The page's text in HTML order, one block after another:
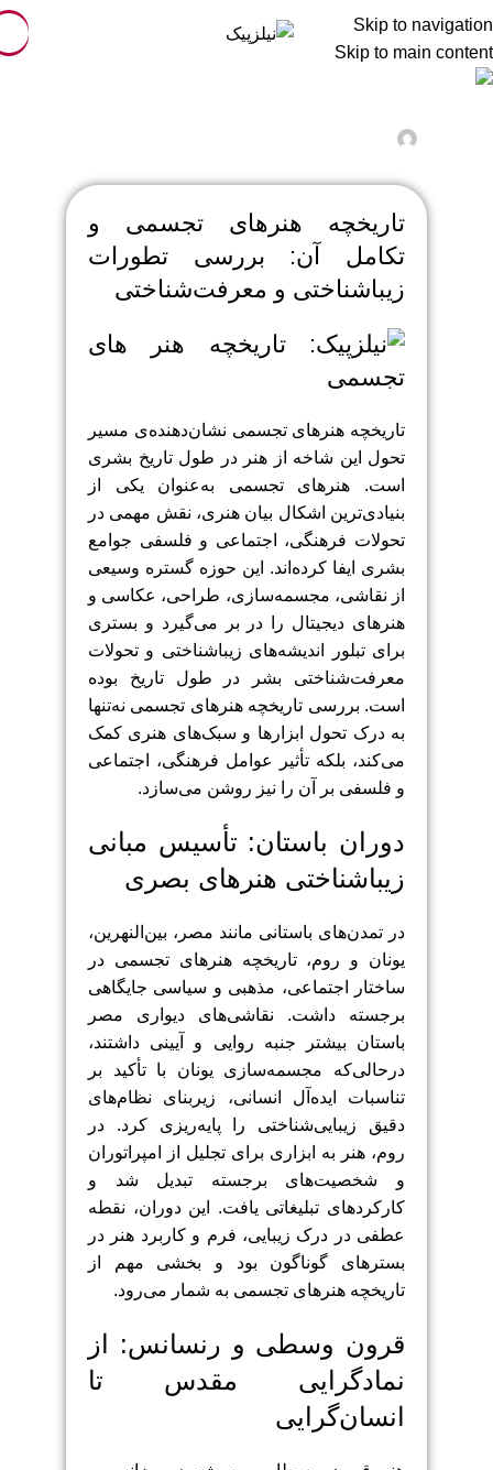
Skip to navigation
Skip to main content
تاریخچه هنرهای تجسمی و
تکامل آن: بررسی تطورات
زیباشناختی و معرفت‌شناختی
تاریخچه هنرهای تجسمی نشان‌دهنده‌ی مسیر
تحول این شاخه از هنر در طول تاریخ بشری
است. هنرهای تجسمی به‌عنوان یکی از
بنیادی‌ترین اشکال بیان هنری، نقش مهمی در
تحولات فرهنگی، اجتماعی و فلسفی جوامع
بشری ایفا کرده‌اند. این حوزه گستره وسیعی
از نقاشی، مجسمه‌سازی، طراحی، عکاسی و
هنرهای دیجیتال را در بر می‌گیرد و بستری
برای تبلور اندیشه‌های زیباشناختی و تحولات
معرفت‌شناختی بشر در طول تاریخ بوده
است. بررسی تاریخچه هنرهای تجسمی نه‌تنها
به درک تحول ابزارها و سبک‌های هنری کمک
می‌کند، بلکه تأثیر عوامل فرهنگی، اجتماعی
و فلسفی بر آن را نیز روشن می‌سازد.
دوران باستان: تأسیس مبانی
زیباشناختی هنرهای بصری
در تمدن‌های باستانی مانند مصر، بین‌النهرین،
یونان و روم، تاریخچه هنرهای تجسمی در
ساختار اجتماعی، مذهبی و سیاسی جایگاهی
برجسته داشت. نقاشی‌های دیواری مصر
باستان بیشتر جنبه روایی و آیینی داشتند،
درحالی‌که مجسمه‌سازی یونان با تأکید بر
تناسبات ایده‌آل انسانی، زیربنای نظام‌های
دقیق زیبایی‌شناختی را پایه‌ریزی کرد. در
روم، هنر به ابزاری برای تجلیل از امپراتوران
و شخصیت‌های برجسته تبدیل شد و
کارکردهای تبلیغاتی یافت. این دوران، نقطه
عطفی در درک زیبایی، فرم و کاربرد هنر در
بسترهای گوناگون بود و بخشی مهم از
تاریخچه هنرهای تجسمی به شمار می‌رود.
قرون وسطی و رنسانس: از
نمادگرایی مقدس تا
انسان‌گرایی